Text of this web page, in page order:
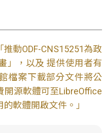
推動ODF-CNS15251為政
」，以及 提供使用者有
檔案下載部分文件將公
開源軟體可至LibreOffice
軟體開啟文件。」